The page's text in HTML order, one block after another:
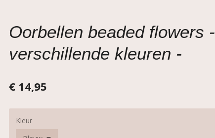
Oorbellen beaded flowers -
verschillende kleuren -
€ 14,95
Kleur